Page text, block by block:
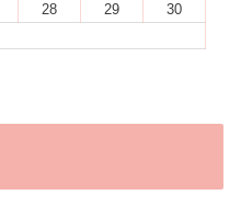
28 29
30